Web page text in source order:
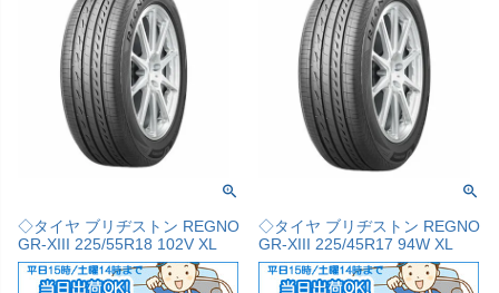
◇タイヤ ブリヂストン REGNO
GR-XIII 225/55R18 102V XL
◇タイヤ ブリヂストン REGNO
GR-XIII 225/45R17 94W XL